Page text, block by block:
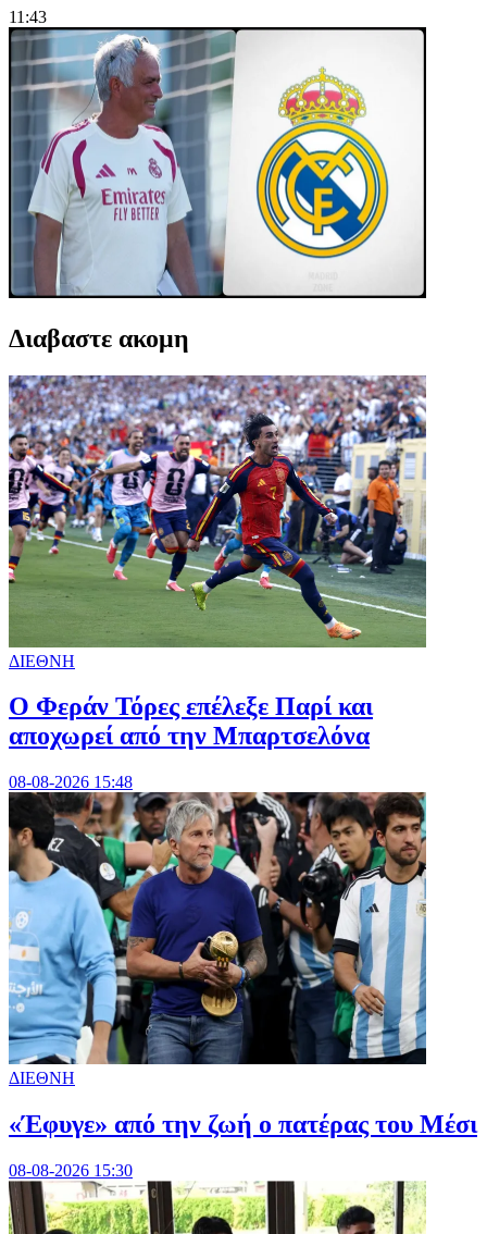
11:43
Διαβαστε ακομη
ΔΙΕΘΝΗ
Ο Φεράν Τόρες επέλεξε Παρί και
αποχωρεί από την Μπαρτσελόνα
08-08-2026 15:48
ΔΙΕΘΝΗ
«Έφυγε» από την ζωή ο πατέρας του Μέσι
08-08-2026 15:30